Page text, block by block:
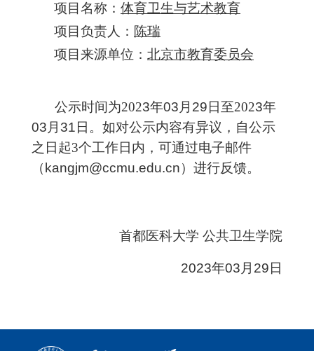
项目 名称： 体育卫生与艺术教育
项目负责人 ： 陈瑞
项目 来源单位 ： 北京市教育委员会
公示时间为2023年03月 29 日至2023年
03月 31 日。如对公示内容有异议，自公示
之日起3个工作日内，可通过电子邮件
（ kangjm@ccmu.edu.cn）进行反馈。
首都医科大学 公共卫生学院
2023年03月 29 日